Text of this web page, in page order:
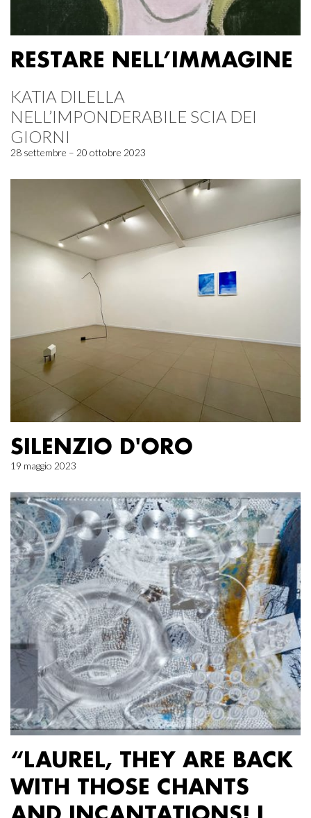
RESTARE NELL’IMMAGINE
KATIA DILELLA
NELL’IMPONDERABILE SCIA DEI
GIORNI
28 settembre – 20 ottobre 2023
SILENZIO D'ORO
19 maggio 2023
“LAUREL, THEY ARE BACK
WITH THOSE CHANTS